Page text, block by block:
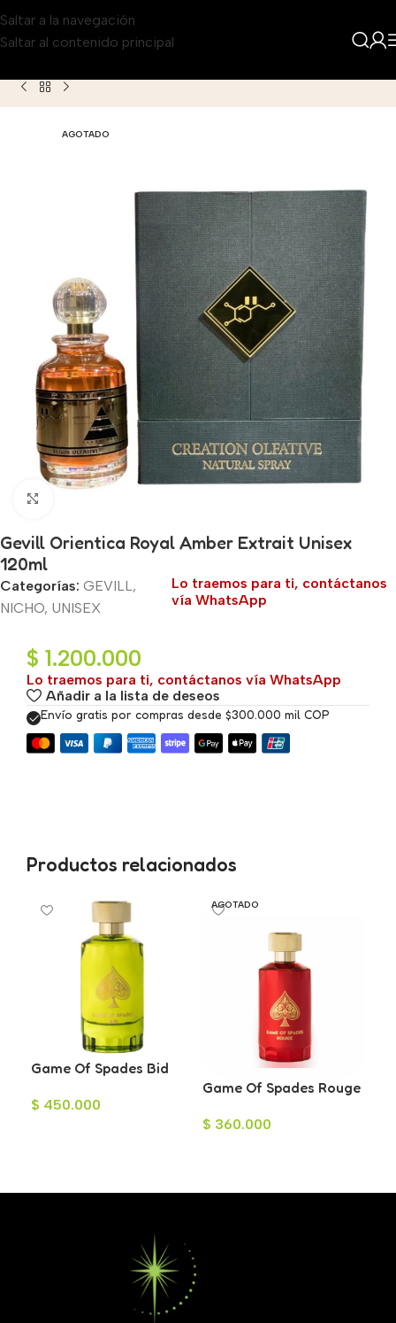
Saltar a la navegación
Saltar al contenido principal
AGOTADO
Gevill Orientica Royal Amber Extrait Unisex
120ml
Categorías: GEVILL ,
NICHO, UNISEX
Lo traemos para ti, contáctanos
vía WhatsApp
$ 1.200.000
Lo traemos para ti, contáctanos vía WhatsApp
Añadir a la lista de deseos
Envío gratis por compras desde $300.000 mil COP
Productos relacionados
Game Of Spades Bid
$ 450.000
AGOTADO
Game Of Spades Rouge
$ 360.000